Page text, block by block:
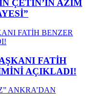
ÇETİN’İN AZİM
FATİH
AÇIKLADI!